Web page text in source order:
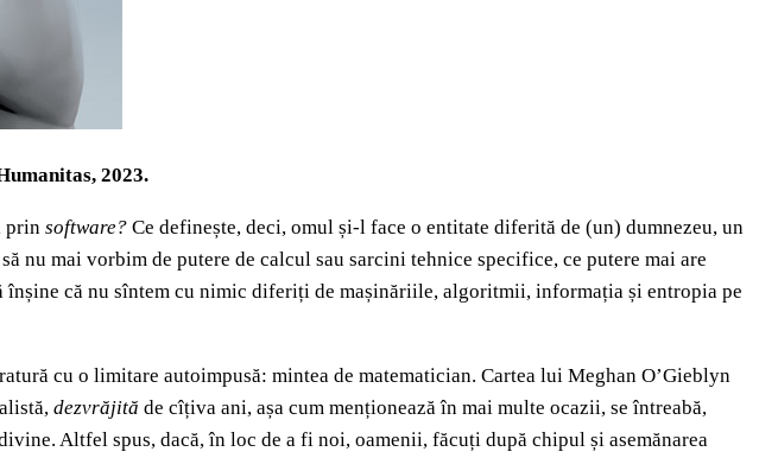
2023.
prin software? Ce definește, deci, omul și-l face o entitate diferită de (un) dumnezeu, un
mai vorbim de putere de calcul sau sarcini tehnice specifice, ce putere mai are
că nu sîntem cu nimic diferiți de mașinăriile, algoritmii, informația și entropia pe
cu o limitare autoimpusă: mintea de matematician. Cartea lui Meghan O’Gieblyn
dezvrăjită de cîțiva ani, așa cum menționează în mai multe ocazii, se întreabă,
Altfel spus, dacă, în loc de a fi noi, oamenii, făcuți după chipul și asemănarea